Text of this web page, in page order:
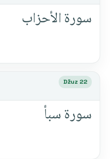
سورة الأحزاب
Džuz 22
سورة سبأ